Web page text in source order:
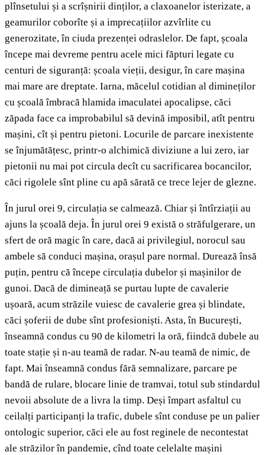
plînsetului și a scrîșnirii dinților, a claxoanelor isterizate, a
geamurilor coborîte și a imprecațiilor azvîrlite cu
generozitate, în ciuda prezenței odraslelor. De fapt, școala
începe mai devreme pentru acele mici făpturi legate cu
centuri de siguranță: școala vieții, desigur, în care mașina
mai mare are dreptate. Iarna, măcelul cotidian al dimineților
cu școală îmbracă hlamida imaculatei apocalipse, căci
zăpada face ca improbabilul să devină imposibil, atît pentru
mașini, cît și pentru pietoni. Locurile de parcare inexistente
se înjumătățesc, printr-o alchimică diviziune a lui zero, iar
pietonii nu mai pot circula decît cu sacrificarea bocancilor,
căci rigolele sînt pline cu apă sărată ce trece lejer de glezne.
În jurul orei 9, circulația se calmează. Chiar și întîrziații au
ajuns la școală deja. În jurul orei 9 există o străfulgerare, un
sfert de oră magic în care, dacă ai privilegiul, norocul sau
ambele să conduci mașina, orașul pare normal. Durează însă
puțin, pentru că începe circulația dubelor și mașinilor de
gunoi. Dacă de dimineață se purtau lupte de cavalerie
ușoară, acum străzile vuiesc de cavalerie grea și blindate,
căci șoferii de dube sînt profesioniști. Asta, în București,
înseamnă condus cu 90 de kilometri la oră, fiindcă dubele au
toate stație și n-au teamă de radar. N-au teamă de nimic, de
fapt. Mai înseamnă condus fără semnalizare, parcare pe
bandă de rulare, blocare linie de tramvai, totul sub stindardul
nevoii absolute de a livra la timp. Deși împart asfaltul cu
ceilalți participanți la trafic, dubele sînt conduse pe un palier
ontologic superior, căci ele au fost reginele de necontestat
ale străzilor în pandemie, cînd toate celelalte mașini